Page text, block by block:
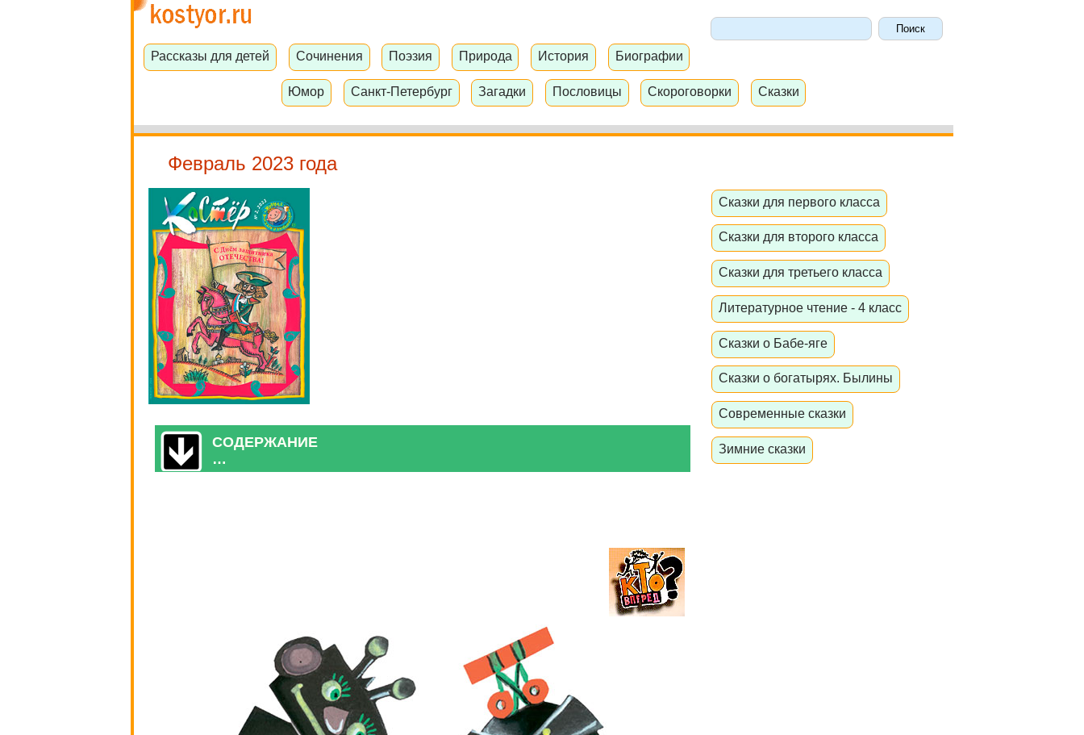
Рассказы для детей Сочинения Поэзия Природа История Биографии
Юмор Санкт-Петербург Загадки Пословицы Скороговорки Сказки
Февраль 2023 года
СОДЕРЖАНИЕ
…
Сказки для первого класса
Сказки для второго класса
Сказки для третьего класса
Литературное чтение - 4 класс
Сказки о Бабе-яге
Сказки о богатырях. Былины
Современные сказки
Зимние сказки